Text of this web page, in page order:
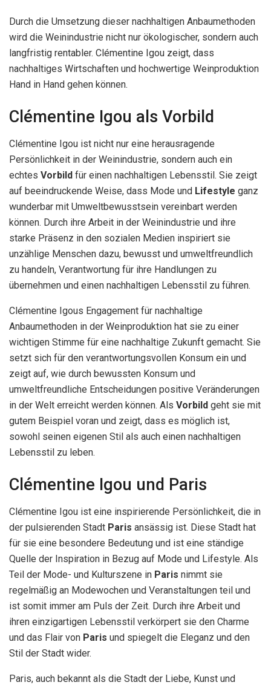
Durch die Umsetzung dieser nachhaltigen Anbaumethoden
wird die Weinindustrie nicht nur ökologischer, sondern auch
langfristig rentabler. Clémentine Igou zeigt, dass
nachhaltiges Wirtschaften und hochwertige Weinproduktion
Hand in Hand gehen können.
Clémentine Igou als Vorbild
Clémentine Igou ist nicht nur eine herausragende
Persönlichkeit in der Weinindustrie, sondern auch ein
echtes Vorbild für einen nachhaltigen Lebensstil. Sie zeigt
auf beeindruckende Weise, dass Mode und Lifestyle ganz
wunderbar mit Umweltbewusstsein vereinbart werden
können. Durch ihre Arbeit in der Weinindustrie und ihre
starke Präsenz in den sozialen Medien inspiriert sie
unzählige Menschen dazu, bewusst und umweltfreundlich
zu handeln, Verantwortung für ihre Handlungen zu
übernehmen und einen nachhaltigen Lebensstil zu führen.
Clémentine Igous Engagement für nachhaltige
Anbaumethoden in der Weinproduktion hat sie zu einer
wichtigen Stimme für eine nachhaltige Zukunft gemacht. Sie
setzt sich für den verantwortungsvollen Konsum ein und
zeigt auf, wie durch bewussten Konsum und
umweltfreundliche Entscheidungen positive Veränderungen
in der Welt erreicht werden können. Als Vorbild geht sie mit
gutem Beispiel voran und zeigt, dass es möglich ist,
sowohl seinen eigenen Stil als auch einen nachhaltigen
Lebensstil zu leben.
Clémentine Igou und Paris
Clémentine Igou ist eine inspirierende Persönlichkeit, die in
der pulsierenden Stadt Paris ansässig ist. Diese Stadt hat
für sie eine besondere Bedeutung und ist eine ständige
Quelle der Inspiration in Bezug auf Mode und Lifestyle. Als
Teil der Mode- und Kulturszene in Paris nimmt sie
regelmäßig an Modewochen und Veranstaltungen teil und
ist somit immer am Puls der Zeit. Durch ihre Arbeit und
ihren einzigartigen Lebensstil verkörpert sie den Charme
und das Flair von Paris und spiegelt die Eleganz und den
Stil der Stadt wider.
Paris, auch bekannt als die Stadt der Liebe, Kunst und